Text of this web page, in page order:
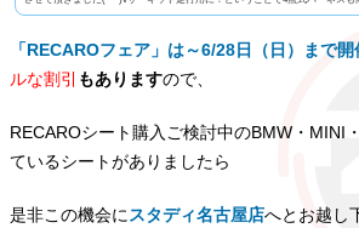
く感じます（笑）あの当時から、凄いシートが出た！このJAPANスペックの
「RECAROフェア」は～6/28日（日）まで開
ルな割引 もありますので、
RECAROシート購入ご検討中のBMW・MINI
ているシートがありましたら
是非この機会に スタディ名古屋店へとお越し